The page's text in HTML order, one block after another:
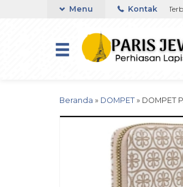
Toko Titanium Lapisan Emas Terbaik
Menu Kontak
Beranda » DOMPET » DOMPET